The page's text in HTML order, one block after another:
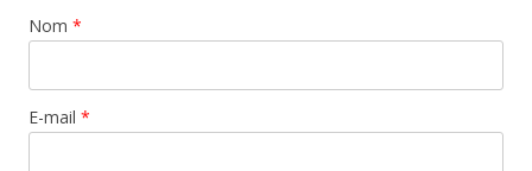
Nom *
E-mail *